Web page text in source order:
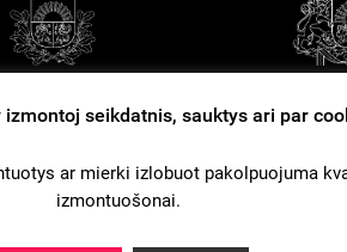
izmontoj seikdatnis, sauktys ari par
ar mierki izlobuot pakolpuojuma
izmontuošonai.